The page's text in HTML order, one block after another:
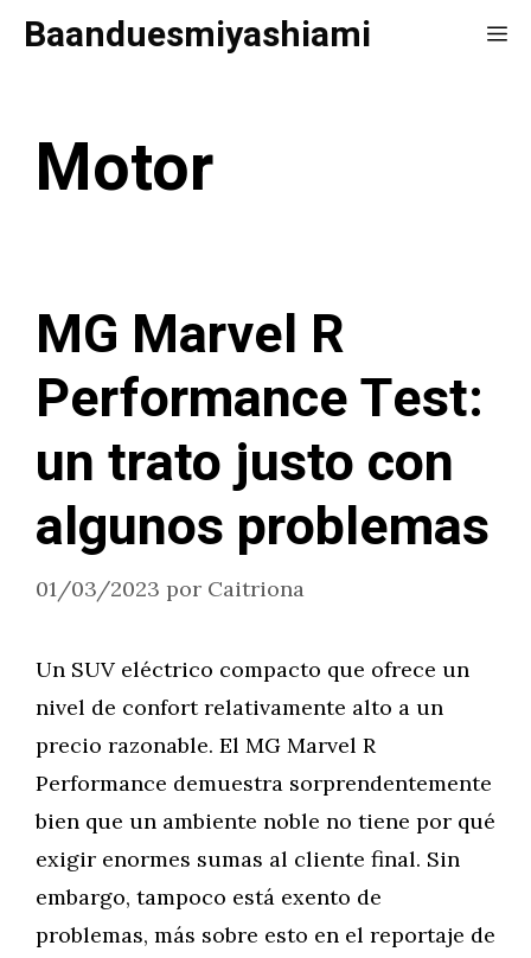
SaltarBaanduesmiyashiami
Motor
MG Marvel R
Performance Test:
un trato justo con
algunos problemas
01/03/2023 por Caitriona
Un SUV eléctrico compacto que ofrece un
nivel de confort relativamente alto a un
precio razonable. El MG Marvel R
Performance demuestra sorprendentemente
bien que un ambiente noble no tiene por qué
exigir enormes sumas al cliente final. Sin
embargo, tampoco está exento de
problemas, más sobre esto en el reportaje de